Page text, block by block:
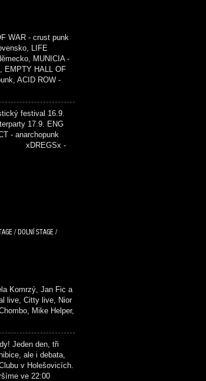
WAR - crust punk
LIFE
MUNICIA -
EMPTY HALL OF
ACID ROW -
festival 16.9.
17.9. ENG
xDREGSx -
/ DOLNÍ STAGE /
Komrzý, Jan Fic a
live, Citty live, Nior
Mike Helper,
Jeden den, tři
ale i debata,
v Holešovicích.
ve 22:00